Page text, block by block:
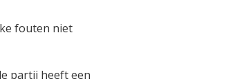
fouten niet
partij heeft een